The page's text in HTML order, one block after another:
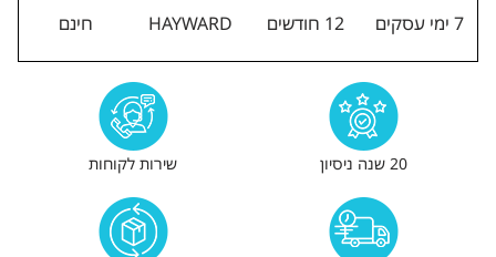
7 ימי עסקים
12 חודשים
HAYWARD
חינם
20 שנה ניסיון שירות לקוחות